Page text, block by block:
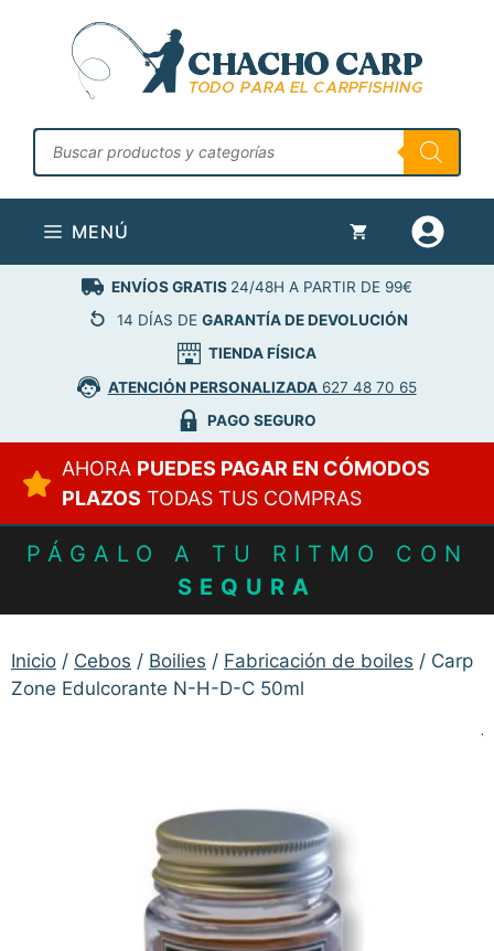
contenido
Búsqueda
de
productos
MENÚ
ENVÍOS GRATIS 24/48H A PARTIR DE 99€
14 DÍAS DE GARANTÍA DE DEVOLUCIÓN
TIENDA FÍSICA
ATENCIÓN PERSONALIZADA627 48 70 65
PAGO SEGURO
AHORA PUEDES PAGAR EN CÓMODOS
PLAZOS TODAS TUS COMPRAS
PÁGALO A TU RITMO CON
SEQURA
Inicio / Cebos / Boilies / Fabricación de boiles / Carp
Zone Edulcorante N-H-D-C 50ml